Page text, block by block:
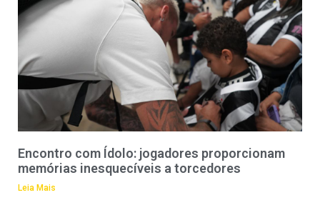
Encontro com Ídolo: jogadores proporcionam
memórias inesquecíveis a torcedores
Leia Mais